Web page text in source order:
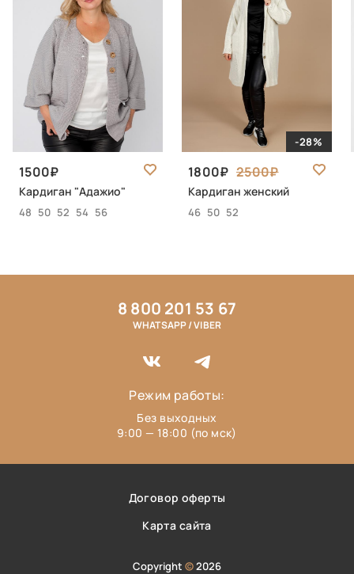
1500
Кардиган "Адажио"
48 50 52 54 56
-28%
1800 2500
Кардиган женский
46 50 52
Договор оферты
Карта сайта
Copyright ©2026
8 800 201 53 67
WHATSAPP / VIBER
Режим работы:
Без выходных
9:00 — 18:00 (по мск)